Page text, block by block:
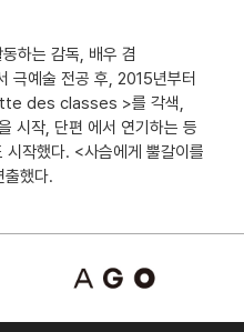
하는 감독, 배우 겸
극예술 전공 후, 2015년부터
des classes >를 각색,
시작, 단편 에서 연기하는 등
작했다. <사슴에게 뿔갈이를
했다.